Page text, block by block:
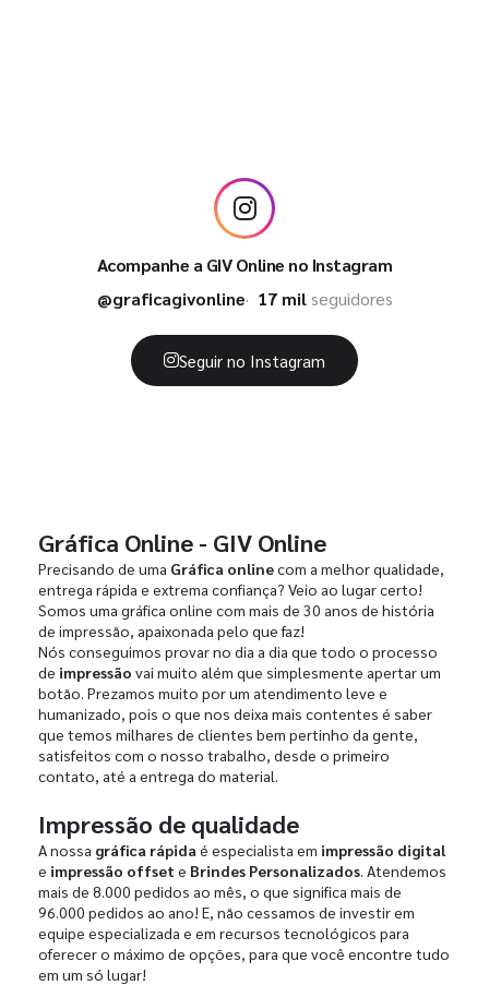
Acompanhe a GIV Online no Instagram
@graficagivonline
17 milseguidores
Seguir no Instagram
Gráfica Online - GIV Online
Precisando de uma Gráfica onlinecom a melhor qualidade,
entrega rápida e extrema confiança? Veio ao lugar certo!
Somos uma gráfica online com mais de 30 anos de história
de impressão, apaixonada pelo que faz!
Nós conseguimos provar no dia a dia que todo o processo
de impressão vai muito além que simplesmente apertar um
botão. Prezamos muito por um atendimento leve e
humanizado, pois o que nos deixa mais contentes é saber
que temos milhares de clientes bem pertinho da gente,
satisfeitos com o nosso trabalho, desde o primeiro
contato, até a entrega do material.
Impressão de qualidade
A nossa gráfica rápida é especialista em impressão digital
e impressão offset e Brindes Personalizados. Atendemos
mais de 8.000 pedidos ao mês, o que significa mais de
96.000 pedidos ao ano! E, não cessamos de investir em
equipe especializada e em recursos tecnológicos para
oferecer o máximo de opções, para que você encontre tudo
em um só lugar!